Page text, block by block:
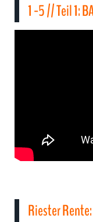
1 -5 // Teil 1:
Riester